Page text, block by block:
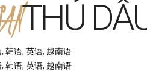
THỦ
韩语 英语 越南语
韩语 英语 越南语